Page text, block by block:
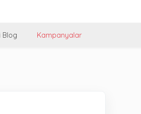
Blog Kampanyalar